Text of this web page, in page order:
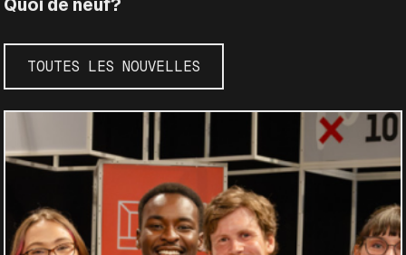
Quoi de neuf?
TOUTES LES NOUVELLES